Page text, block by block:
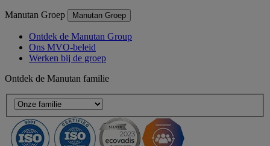
Manutan Groep Manutan Groep
Ontdek de Manutan Group
Ons MVO-beleid
Werken bij de groep
Ontdek de Manutan familie